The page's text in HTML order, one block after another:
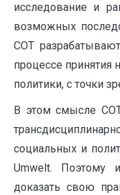
исследование и
возможных
СОТ
процессе принятия
политики, с точки
В этом смысле
социальных и
Umwelt. Поэтому
доказать свою